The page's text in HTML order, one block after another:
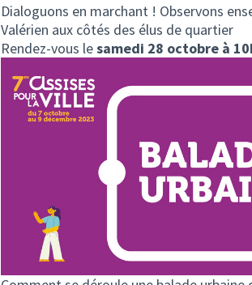
Dialoguons en marchant ! Observons
Valérien aux côtés des élus de quartier
Rendez-vous lesamedi 28 octobre à